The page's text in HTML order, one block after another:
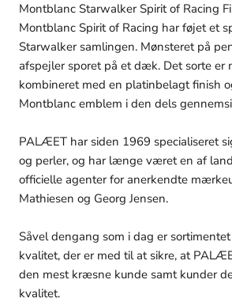
Montblanc Starwalker Spirit of Racing
Montblanc Spirit of Racing har føjet et
Starwalker samlingen. Mønsteret på
afspejler sporet på et dæk. Det sorte er
kombineret med en platinbelagt finish
Montblanc emblem i den dels
PALÆET har siden 1969 specialiseret
og perler, og har længe været en af
officielle agenter for anerkendte
Mathiesen og Georg Jensen.
Såvel dengang som i dag er
kvalitet, der er med til at sikre, at
den mest kræsne kunde samt kunder
kvalitet.